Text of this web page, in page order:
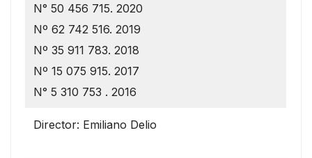
N° 50 456 715. 2020
Nº 62 742 516. 2019
Nº 35 911 783. 2018
Nº 15 075 915. 2017
N° 5 310 753 . 2016
Director: Emiliano Delio